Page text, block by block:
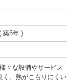
築5年 )
々な設備やサービス
く、熱がこもりにくい